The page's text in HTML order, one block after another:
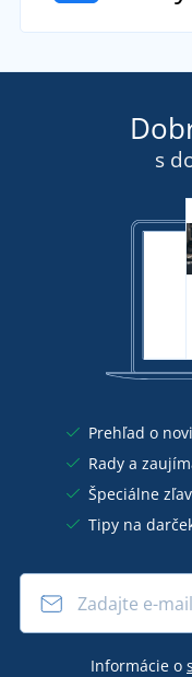
s
Prehľad o
Rady a
Špeciálne
Tipy na
Informácie o